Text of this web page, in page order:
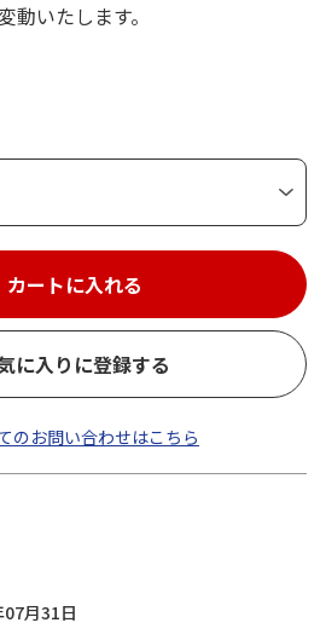
いたします。
カートに入れる
に入りに登録する
のお問い合わせはこちら
月31日